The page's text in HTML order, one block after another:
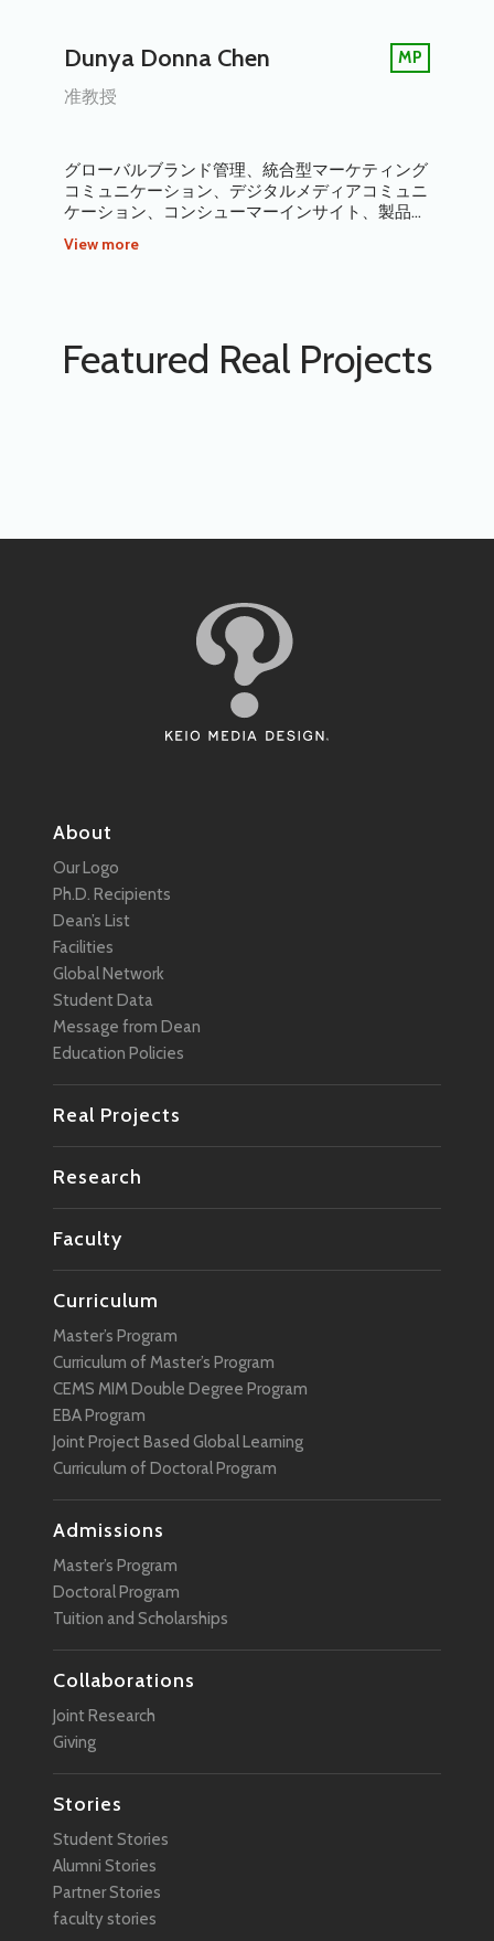
Dunya Donna Chen MP
准教授
グローバルブランド管理、統合型マーケティング
コミュニケーション、デジタルメディアコミュニ
ケーション、コンシューマーインサイト、製品管
View more
Featured Real Projects
About
Our Logo
Ph.D. Recipients
Dean’s List
Facilities
Global Network
Student Data
Message from Dean
Education Policies
Real Projects
Research
Faculty
Curriculum
Master’s Program
Curriculum of Master’s Program
CEMS MIM Double Degree Program
EBA Program
Joint Project Based Global Learning
Curriculum of Doctoral Program
Admissions
Master’s Program
Doctoral Program
Tuition and Scholarships
Collaborations
Joint Research
Giving
Stories
Student Stories
Alumni Stories
Partner Stories
faculty stories